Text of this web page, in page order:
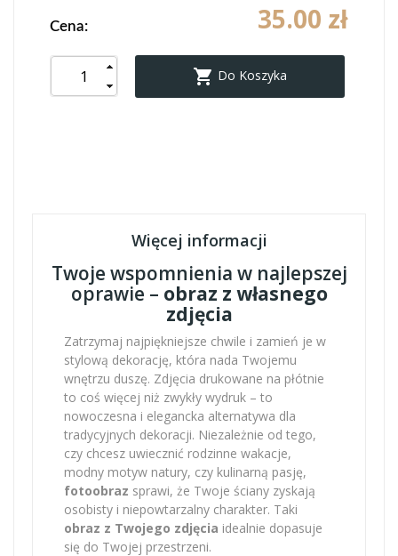
Cena: 35.00 zł
 Do Koszyka
Więcej informacji
Twoje wspomnienia w najlepszej
oprawie – obraz z własnego
zdjęcia
Zatrzymaj najpiękniejsze chwile i zamień je w
stylową dekorację, która nada Twojemu
wnętrzu duszę. Zdjęcia drukowane na płótnie
to coś więcej niż zwykły wydruk – to
nowoczesna i elegancka alternatywa dla
tradycyjnych dekoracji. Niezależnie od tego,
czy chcesz uwiecznić rodzinne wakacje,
modny motyw natury, czy kulinarną pasję,
fotoobraz sprawi, że Twoje ściany zyskają
osobisty i niepowtarzalny charakter. Taki
obraz z Twojego zdjęcia idealnie dopasuje
się do Twojej przestrzeni.